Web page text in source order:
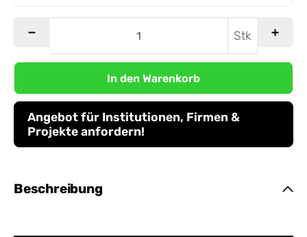
Stk
In den Warenkorb
Angebot für Institutionen, Firmen &
Projekte anfordern!
Beschreibung